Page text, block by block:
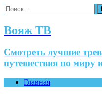
Найти:
Вояж ТВ
Смотреть лучшие
путешествия по миру
Главная